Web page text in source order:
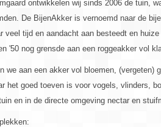
ontwikkelen wij sinds 2006 de tuin,
De BijenAkker is vernoemd naar de
veel tijd en aandacht aan besteedt en
'50 nog grensde aan een roggeakker vol
we aan een akker vol bloemen, (vergeten)
het goed toeven is voor vogels, vlinders,
en in de directe omgeving nectar en